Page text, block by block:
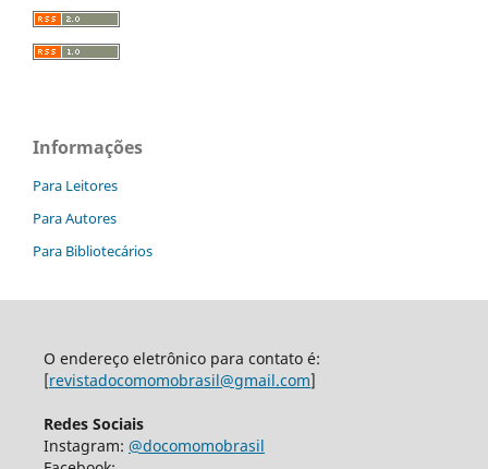
Informações
Para Leitores
Para Autores
Para Bibliotecários
O endereço eletrônico para contato é:
[revistadocomomobrasil@gmail.com]
Redes Sociais
Instagram: @docomomobrasil